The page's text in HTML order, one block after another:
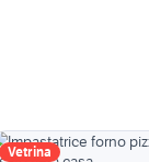
Vetrina